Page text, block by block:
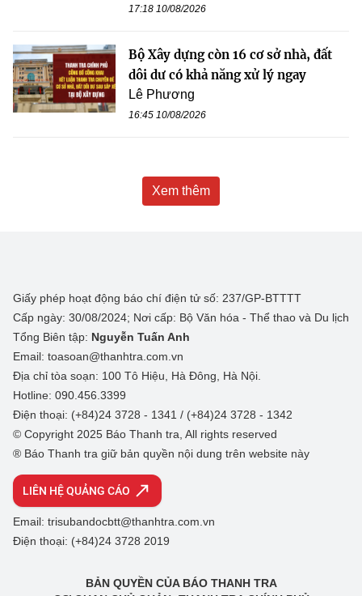
17:18 10/08/2026
Bộ Xây dựng còn 16 cơ sở nhà, đất
dôi dư có khả năng xử lý ngay
Lê Phương
16:45 10/08/2026
Xem thêm
Giấy phép hoạt động báo chí điện tử số: 237/GP-BTTTT
Cấp ngày: 30/08/2024; Nơi cấp: Bộ Văn hóa - Thể thao và Du lịch
Tổng Biên tập: Nguyễn Tuấn Anh
Email: toasoan@thanhtra.com.vn
Địa chỉ tòa soạn: 100 Tô Hiệu, Hà Đông, Hà Nội.
Hotline: 090.456.3399
Điện thoại: (+84)24 3728 - 1341 / (+84)24 3728 - 1342
© Copyright 2025 Báo Thanh tra, All rights reserved
® Báo Thanh tra giữ bản quyền nội dung trên website này
LIÊN HỆ QUẢNG CÁO
Email: trisubandocbtt@thanhtra.com.vn
Điện thoại: (+84)24 3728 2019
BẢN QUYỀN CỦA BÁO THANH TRA